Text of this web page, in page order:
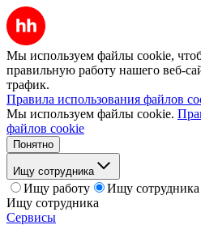
Мы используем файлы cookie,
правильную работу нашего веб-
трафик.
Правила использования файлов
Мы используем файлы cookie.
файлов cookie
Понятно
Ищу сотрудника
Ищу работу
Ищу сотрудника
Ищу сотрудника
Сервисы